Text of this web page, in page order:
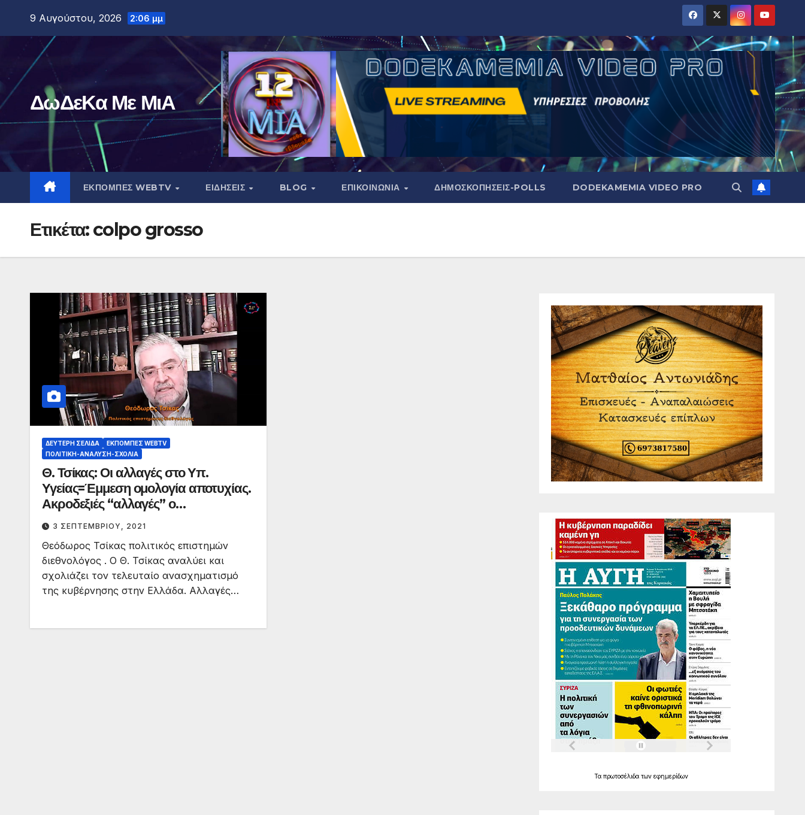
περιεχόμενο
9 Αυγούστου, 2026 2:06 μμ
ΔωΔεΚα Με ΜιΑ
ΕΚΠΟΜΠΕΣ WEBTV ΕΙΔΗΣΕΙΣ BLOG ΕΠΙΚΟΙΝΩΝΙΑ ΔΗΜΟΣΚΟΠΉΣΕΙΣ-POLLS DODEKAMEMIA VIDEO PRO
Ετικέτα:colpo grosso
ΔΕΎΤΕΡΗ ΣΕΛΊΔΑ
ΕΚΠΟΜΠΈΣ WEBTV
ΠΟΛΙΤΙΚΉ-ΑΝΆΛΥΣΗ-ΣΧΌΛΙΑ
Θ. Τσίκας: Οι αλλαγές στο Υπ.
Υγείας=Έμμεση ομολογία αποτυχίας.
Ακροδεξιές “αλλαγές” ο
ανασχηματισμός
3 ΣΕΠΤΕΜΒΡΊΟΥ, 2021
Θεόδωρος Τσίκας πολιτικός επιστημών
διεθνολόγος . Ο Θ. Τσίκας αναλύει και
σχολιάζει τον τελευταίο ανασχηματισμό
της κυβέρνησης στην Ελλάδα. Αλλαγές…
Τα πρωτοσέλιδα των εφημερίδων